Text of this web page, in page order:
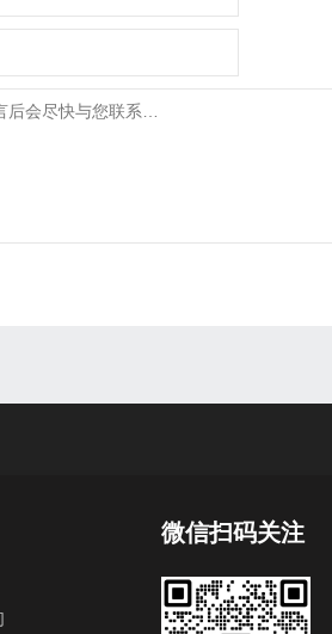
微信扫码关注